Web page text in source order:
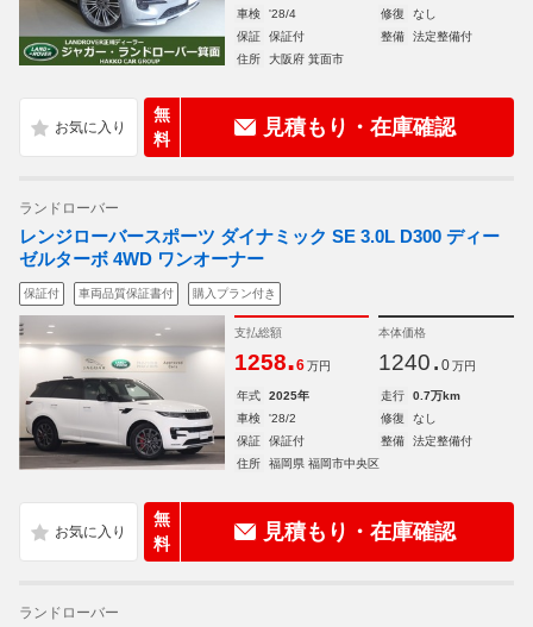
車検
'28/4 修復
なし
保証
保証付 整備
法定整備付
住所
大阪府 箕面市
無
料
見積もり・在庫確認
ランドローバー
レンジローバースポーツ ダイナミック SE 3.0L D300 ディー
ゼルターボ 4WD ワンオーナー
保証付 車両品質保証書付 購入プラン付き
支払総額
1258.6 万円
本体価格
1240. 0 万円
年式 2025年 走行
0.7万km
車検
'28/2 修復
なし
保証
保証付 整備
法定整備付
住所
福岡県 福岡市中央区
無
料
見積もり・在庫確認
ランドローバー